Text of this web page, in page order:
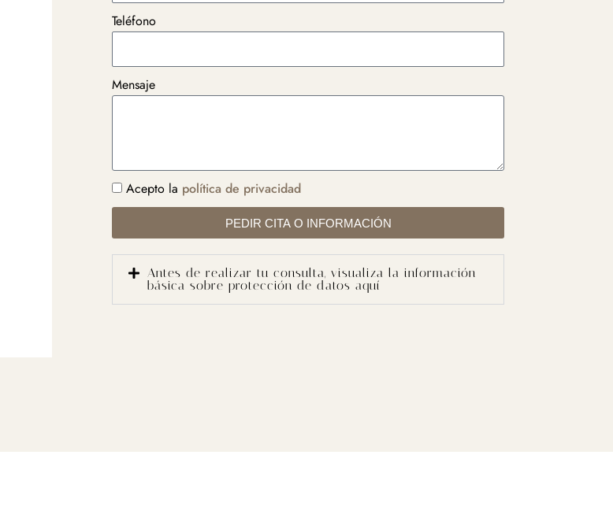
Teléfono
Mensaje
Acepto la política de privacidad
PEDIR CITA O INFORMACIÓN
Antes de realizar tu consulta, visualiza la información
básica sobre protección de datos aquí